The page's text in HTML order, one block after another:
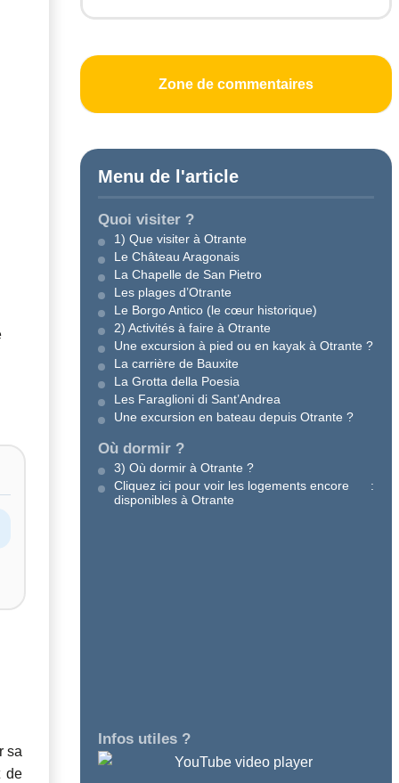
sa
de
Zone de commentaires
Menu de l'article
Quoi visiter ?
1) Que visiter à Otrante
Le Château Aragonais
La Chapelle de San Pietro
Les plages d’Otrante
Le Borgo Antico (le cœur historique)
2) Activités à faire à Otrante
Une excursion à pied ou en kayak à Otrante ?
La carrière de Bauxite
La Grotta della Poesia
Les Faraglioni di Sant’Andrea
Une excursion en bateau depuis Otrante ?
Où dormir ?
3) Où dormir à Otrante ?
Cliquez ici pour voir les logements encore
disponibles à Otrante
:
Infos utiles ?